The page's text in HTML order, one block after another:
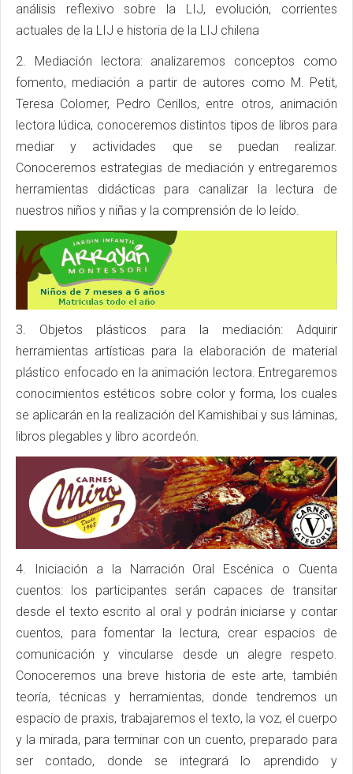
análisis reflexivo sobre la LIJ, evolución, corrientes
actuales de la LIJ e historia de la LIJ chilena
2. Mediación lectora: analizaremos conceptos como
fomento, mediación a partir de autores como M. Petit,
Teresa Colomer, Pedro Cerillos, entre otros, animación
lectora lúdica, conoceremos distintos tipos de libros para
mediar y actividades que se puedan realizar.
Conoceremos estrategias de mediación y entregaremos
herramientas didácticas para canalizar la lectura de
nuestros niños y niñas y la comprensión de lo leído.
3. Objetos plásticos para la mediación: Adquirir
herramientas artísticas para la elaboración de material
plástico enfocado en la animación lectora. Entregaremos
conocimientos estéticos sobre color y forma, los cuales
se aplicarán en la realización del Kamishibai y sus láminas,
libros plegables y libro acordeón.
4. Iniciación a la Narración Oral Escénica o Cuenta
cuentos: los participantes serán capaces de transitar
desde el texto escrito al oral y podrán iniciarse y contar
cuentos, para fomentar la lectura, crear espacios de
comunicación y vincularse desde un alegre respeto.
Conoceremos una breve historia de este arte, también
teoría, técnicas y herramientas, donde tendremos un
espacio de praxis, trabajaremos el texto, la voz, el cuerpo
y la mirada, para terminar con un cuento, preparado para
ser contado, donde se integrará lo aprendido y